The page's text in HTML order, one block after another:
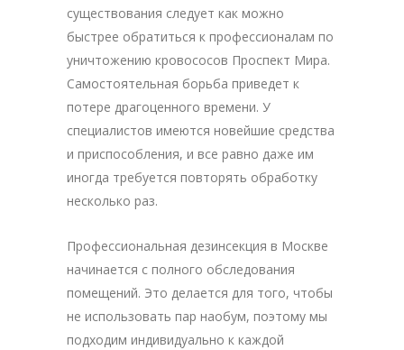
существования следует как можно
быстрее обратиться к профессионалам по
уничтожению кровососов Проспект Мира.
Самостоятельная борьба приведет к
потере драгоценного времени. У
специалистов имеются новейшие средства
и приспособления, и все равно даже им
иногда требуется повторять обработку
несколько раз.
Профессиональная дезинсекция в Москве
начинается с полного обследования
помещений. Это делается для того, чтобы
не использовать пар наобум, поэтому мы
подходим индивидуально к каждой